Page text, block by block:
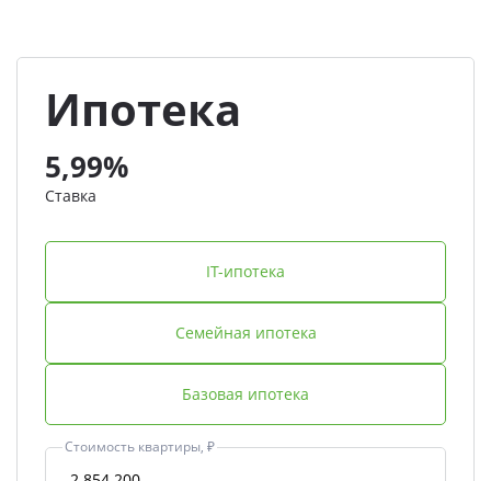
Ипотека
5,99%
Ставка
IT-ипотека
Семейная ипотека
Базовая ипотека
Стоимость квартиры, ₽